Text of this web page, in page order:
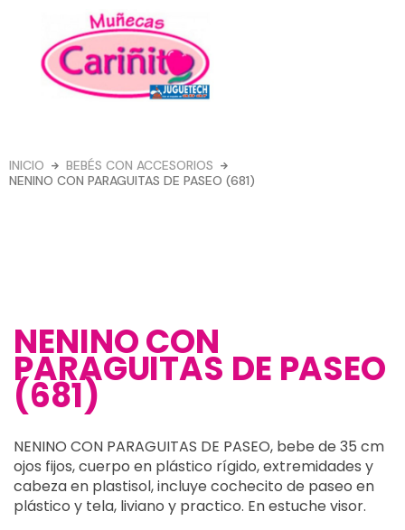
contenido
INICIO
BEBÉS CON ACCESORIOS
NENINO CON PARAGUITAS DE PASEO (681)
NENINO CON
PARAGUITAS DE PASEO
(681)
NENINO CON PARAGUITAS DE PASEO, bebe de 35 cm
ojos fijos, cuerpo en plástico rígido, extremidades y
cabeza en plastisol, incluye cochecito de paseo en
plástico y tela, liviano y practico. En estuche visor.